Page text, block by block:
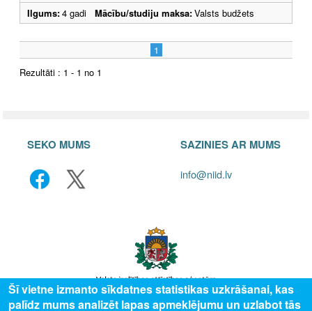
Ilgums:4 gadi Mācību/studiju maksa:Valsts budžets
1
Rezultāti : 1 - 1 no 1
SEKO MUMS SAZINIES AR MUMS
info@niid.lv
Šī vietne izmanto sīkdatnes statistikas uzkrāšanai, kas
palīdz mums analizēt lapas apmeklējumu un uzlabot tās